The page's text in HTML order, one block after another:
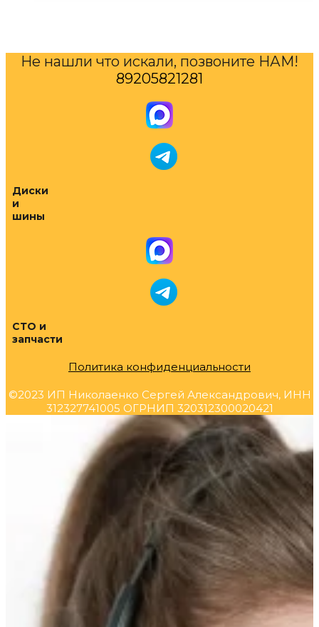
Не нашли что искали, позвоните НАМ!
89205821281
Диски
и
шины
СТО и
запчасти
Политика конфиденциальности
©2023 ИП Николаенко Сергей Александрович, ИНН
312327741005 ОГРНИП 320312300020421